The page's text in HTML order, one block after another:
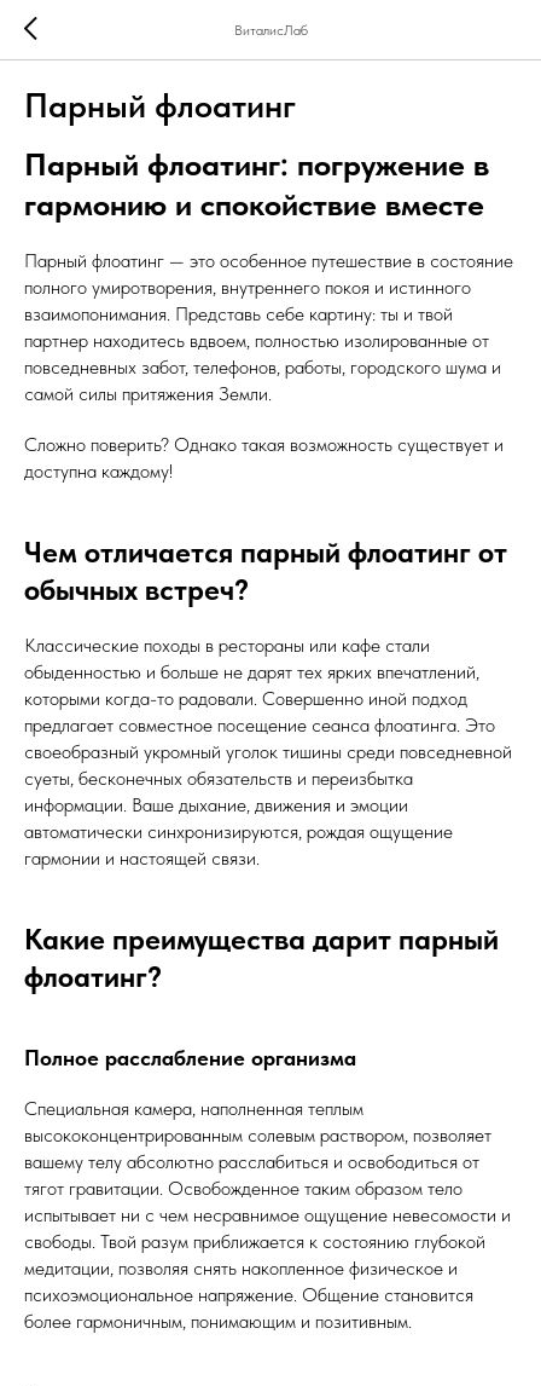
ВиталисЛаб
Парный флоатинг
Парный флоатинг: погружение в
гармонию и спокойствие вместе
Парный флоатинг — это особенное путешествие в состояние
полного умиротворения, внутреннего покоя и истинного
взаимопонимания. Представь себе картину: ты и твой
партнер находитесь вдвоем, полностью изолированные от
повседневных забот, телефонов, работы, городского шума и
самой силы притяжения Земли.
Сложно поверить? Однако такая возможность существует и
доступна каждому!
Чем отличается парный флоатинг от
обычных встреч?
Классические походы в рестораны или кафе стали
обыденностью и больше не дарят тех ярких впечатлений,
которыми когда-то радовали. Совершенно иной подход
предлагает совместное посещение сеанса флоатинга. Это
своеобразный укромный уголок тишины среди повседневной
суеты, бесконечных обязательств и переизбытка
информации. Ваше дыхание, движения и эмоции
автоматически синхронизируются, рождая ощущение
гармонии и настоящей связи.
Какие преимущества дарит парный
флоатинг?
Полное расслабление организма
Специальная камера, наполненная теплым
высококонцентрированным солевым раствором, позволяет
вашему телу абсолютно расслабиться и освободиться от
тягот гравитации. Освобожденное таким образом тело
испытывает ни с чем несравнимое ощущение невесомости и
свободы. Твой разум приближается к состоянию глубокой
медитации, позволяя снять накопленное физическое и
психоэмоциональное напряжение. Общение становится
более гармоничным, понимающим и позитивным.